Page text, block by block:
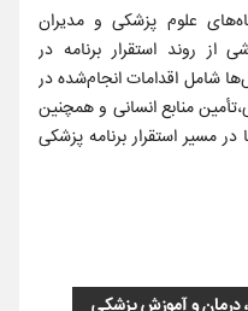
علوم پزشکی و مدیران
از روند استقرار برنامه در
شامل اقدامات انجام‌شده در
منابع انسانی و همچنین
مسیر استقرار برنامه پزشکی